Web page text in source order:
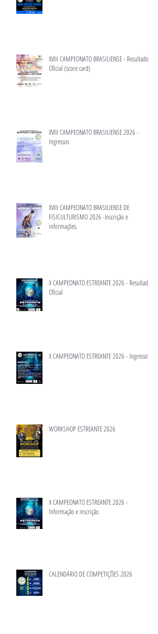
XVIII CAMPEONATO BRASILIENSE - Resultado
Oficial (score card)
XVIII CAMPEONATO BRASILIENSE 2026 -
Ingressos
XVIII CAMPEONATO BRASILIENSE DE
FISICULTURISMO 2026 -Inscrição e
informações.
X CAMPEONATO ESTREANTE 2026 - Resultado
Oficial
X CAMPEONATO ESTREANTE 2026 - Ingressos
WORKSHOP ESTREANTE 2026
X CAMPEONATO ESTREANTE 2026 -
Informação e inscrição
CALENDÁRIO DE COMPETIÇÕES 2026